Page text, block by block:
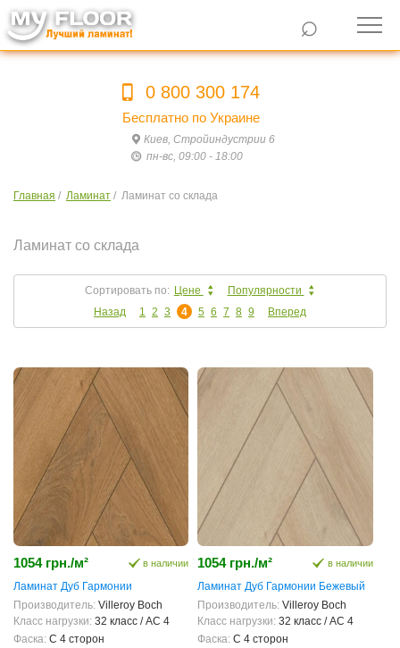
⌕
0 800 300 174
Бесплатно по Украине
Киев, Стройиндустрии 6
пн-вс, 09:00 - 18:00
Главная / Ламинат / Ламинат со склада
Ламинат со склада
Сортировать по: Цене
Популярности
Назад
1 2 3 4 5 6 7 8 9 Вперед
1054 грн./м² в наличии
Ламинат Дуб Гармонии
Производитель: Villeroy Boch
Класс нагрузки: 32 класс / AC 4
Фаска: С 4 сторон
1054 грн./м² в наличии
Ламинат Дуб Гармонии Бежевый
Производитель: Villeroy Boch
Класс нагрузки: 32 класс / AC 4
Фаска: С 4 сторон